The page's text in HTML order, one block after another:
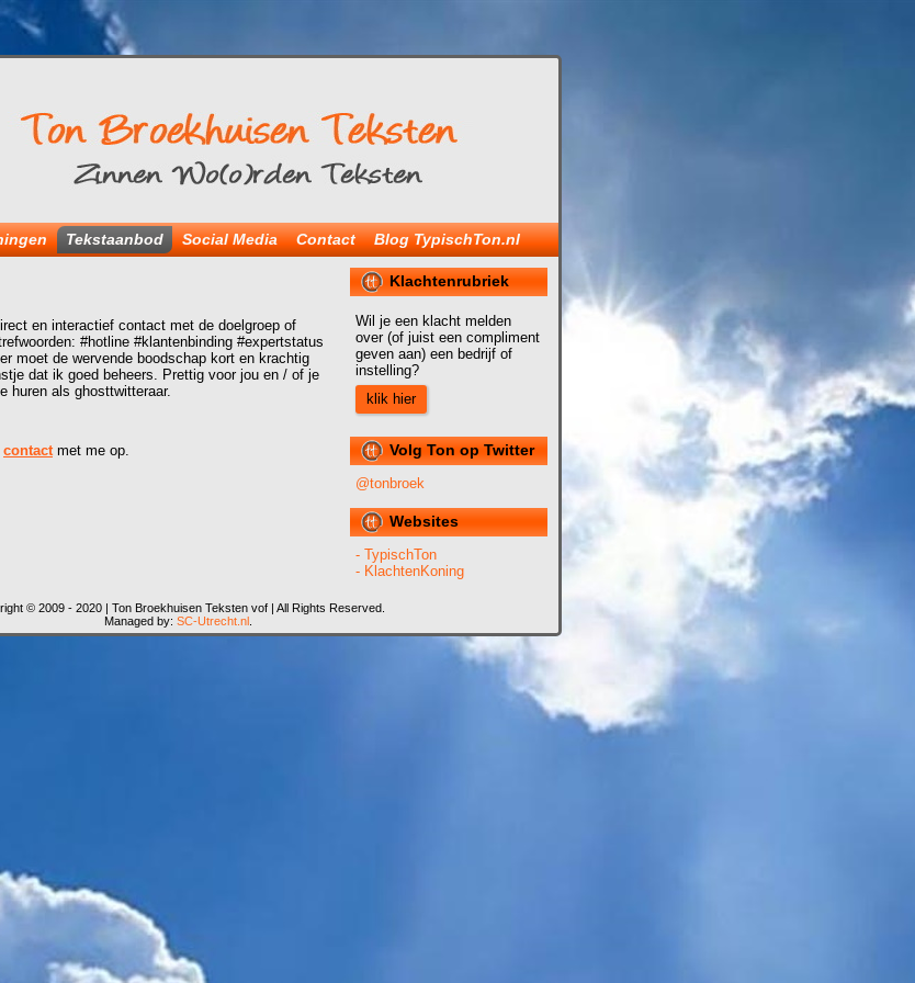
Tekstaanbod Social Media Contact Blog TypischTon.nl
en interactief contact met de doelgroep of
#hotline #klantenbinding #expertstatus
moet de wervende boodschap kort en krachtig
dat ik goed beheers. Prettig voor jou en / of je
huren als ghosttwitteraar.
contact met me op.
Klachtenrubriek
Wil je een klacht melden
over (of juist een compliment
geven aan) een bedrijf of
instelling?
klik hier
Volg Ton op Twitter
@tonbroek
Websites
- TypischTon
- KlachtenKoning
© 2009 - 2020 | Ton Broekhuisen Teksten vof | All Rights Reserved.
Managed by: SC-Utrecht.nl.